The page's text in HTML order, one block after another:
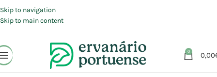
Skip to navigation
Skip to main content
0 0,00